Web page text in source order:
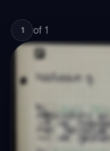
1 of 1